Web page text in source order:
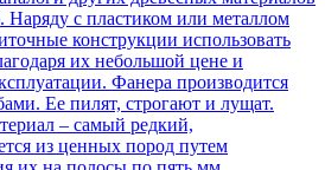
с пластиком или металлом
конструкции использовать
их небольшой цене и
Фанера производится
Ее пилят, строгают и лущат.
– самый редкий,
из ценных пород путем